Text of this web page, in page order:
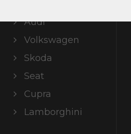
Audi
Volkswagen
Skoda
Seat
Cupra
Lamborghini